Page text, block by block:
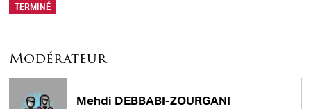
TERMINÉ
Modérateur
Mehdi DEBBABI-ZOURGANI